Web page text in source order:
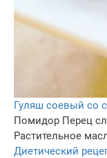
Гуляш соевый со
Помидор Перец
Растительное
Диетический